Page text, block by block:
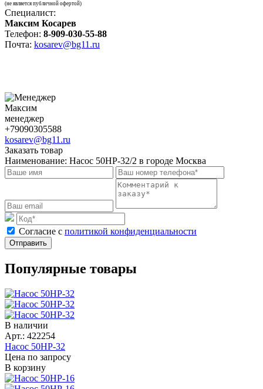
(не является публичной офертой)
Специалист:
Максим Косарев
Телефон: 8-909-030-55-88
Почта: kosarev@bg11.ru
Максим
менеджер
+79090305588
kosarev@bg11.ru
Заказать товар
Наименование: Насос 50НР-32/2 в городе Москва
Cогласие с политикой конфиденциальности
Отправить
Популярные товары
В наличии
Арт.: 422254
Насос 50НР-32
Цена по запросу
В корзину